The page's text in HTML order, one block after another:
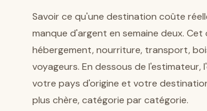
Savoir ce qu'une destination coûte
manque d'argent en semaine deux.
hébergement, nourriture, transport,
voyageurs. En dessous de
votre pays d'origine et votre
plus chère, catégorie par catégorie.